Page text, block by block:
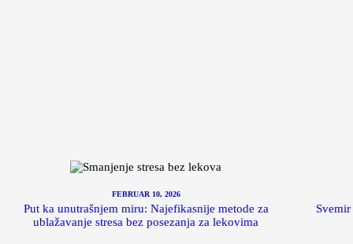
FEBRUAR 10, 2026
Put ka unutrašnjem miru: Najefikasnije metode za
ublažavanje stresa bez posezanja za lekovima